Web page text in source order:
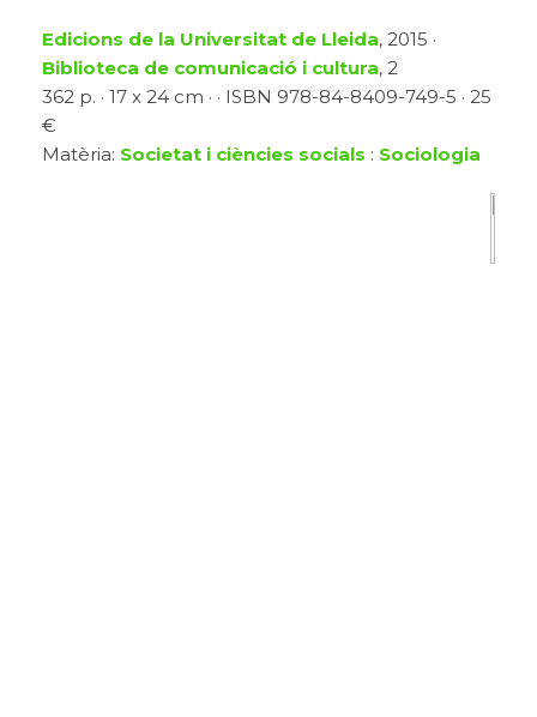
Edicions de la Universitat de Lleida, 2015 ·
Biblioteca de comunicació i cultura, 2
362 p. · 17 x 24 cm · · ISBN 978-84-8409-749-5 · 25
€
Matèria: Societat i ciències socials : Sociologia